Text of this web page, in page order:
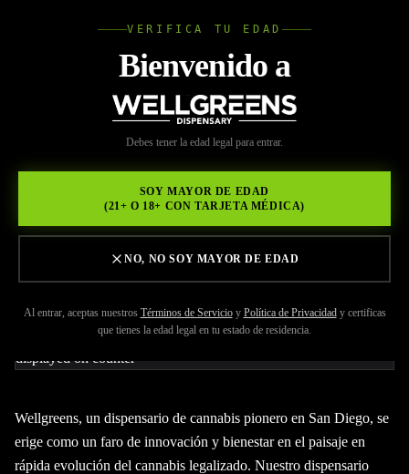
VERIFICA TU EDAD
Bienvenido a
Debes tener la edad legal para entrar.
SOY MAYOR DE EDAD
(21+ O 18+ CON TARJETA MÉDICA)
NO, NO SOY MAYOR DE EDAD
Al entrar, aceptas nuestros Términos de Servicio y Política de Privacidad y certificas
que tienes la edad legal en tu estado de residencia.
Volver a Recursos
Variedad Permanent
Marker: Cannabis del Año
2023 de Leafly
Wellgreens, un dispensario de cannabis pionero en San Diego, se
erige como un faro de innovación y bienestar en el paisaje en
rápida evolución del cannabis legalizado. Nuestro dispensario